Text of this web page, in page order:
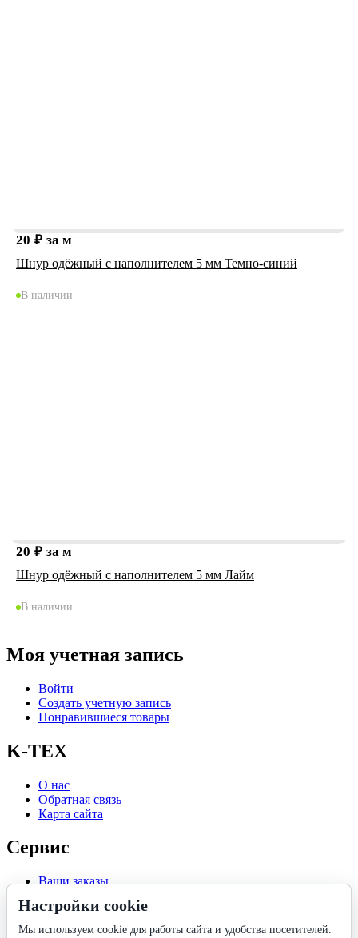
20 ₽ за м
Шнур одёжный с наполнителем 5 мм Темно-синий
В наличии
20 ₽ за м
Шнур одёжный с наполнителем 5 мм Лайм
В наличии
Моя учетная запись
Войти
Создать учетную запись
Понравившиеся товары
K-TEX
О нас
Обратная связь
Карта сайта
Сервис
Ваши заказы
Список сравнения
Настройки cookie
Мы используем cookie для работы сайта и удобства посетителей.